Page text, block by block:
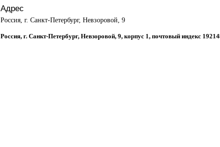
Адрес
Россия, г. Санкт-Петербург, Невзоровой, 9
Россия, г. Санкт-Петербург, Невзоровой, 9, корпус 1, почтовый индекс